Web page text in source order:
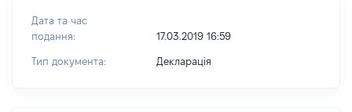
Дата та час
подання:
17.03.2019 16:59
Тип документа: Декларація